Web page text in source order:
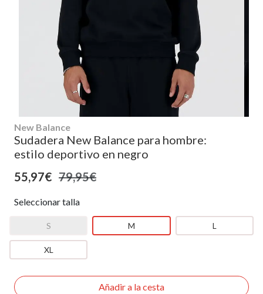
New Balance
Sudadera New Balance para hombre:
estilo deportivo en negro
55,97€ 79,95€
Seleccionar talla
S M L
XL